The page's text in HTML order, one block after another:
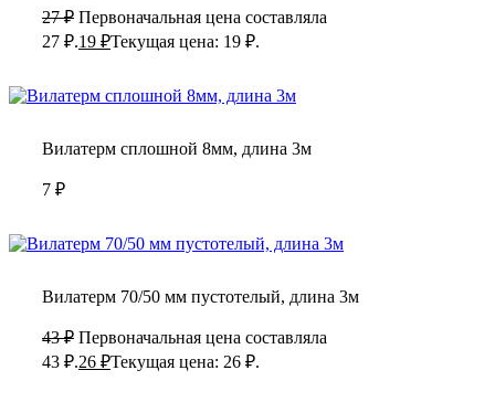
27₽ Первоначальная цена составляла
27 ₽.19 ₽Текущая цена: 19 ₽.
Вилатерм сплошной 8мм, длина 3м
7 ₽
Вилатерм 70/50 мм пустотелый, длина 3м
43₽ Первоначальная цена составляла
43 ₽.26 ₽Текущая цена: 26 ₽.